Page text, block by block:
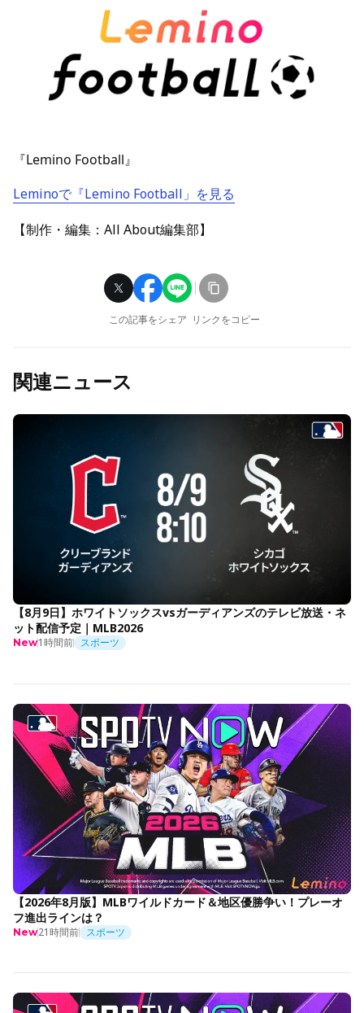
『Lemino Football』
Leminoで『Lemino Football」を見る
【制作・編集：All About編集部】
この記事をシェア リンクをコピー
関連ニュース
【8月9日】ホワイトソックスvsガーディアンズのテレビ放送・ネ
ット配信予定｜MLB2026
New1時間前 スポーツ
【2026年8月版】MLBワイルドカード＆地区優勝争い！プレーオ
フ進出ラインは？
New21時間前 スポーツ